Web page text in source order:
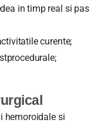
in timp real si pas
curente;
hemoroidale si